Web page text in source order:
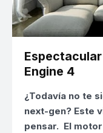
Engine 4
¿Todavía no te
next-gen? Este
pensar. El motor